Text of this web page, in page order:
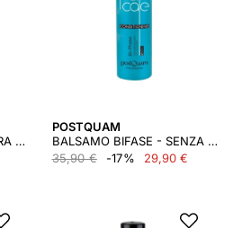
NUTRIMASK - MASCHERA PER CAPELLI SENZA RISCIACQUO 200 ML.
POSTQUAM
BALSAMO BIFASE - SENZA RISCIACQUO 200 ML.
35,90 €
-17% 29,90 €